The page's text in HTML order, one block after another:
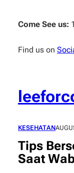
content
Come See us:
Find us on
KESEHATAN
Tips
Saat